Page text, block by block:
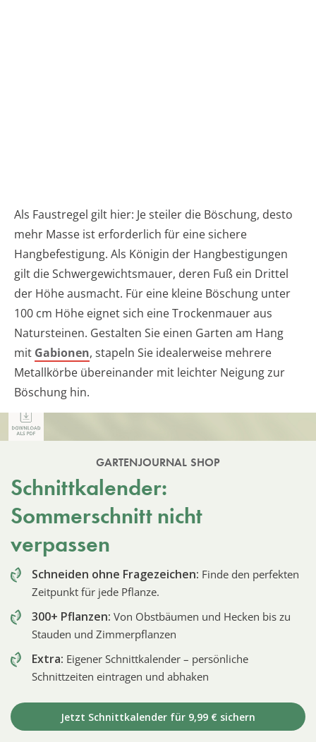
Als Faustregel gilt hier: Je steiler die Böschung, desto
mehr Masse ist erforderlich für eine sichere
Hangbefestigung. Als Königin der Hangbestigungen
gilt die Schwergewichtsmauer, deren Fuß ein Drittel
der Höhe ausmacht. Für eine kleine Böschung unter
100 cm Höhe eignet sich eine Trockenmauer aus
Natursteinen. Gestalten Sie einen Garten am Hang
mit Gabionen, stapeln Sie idealerweise mehrere
Metallkörbe übereinander mit leichter Neigung zur
Böschung hin.
GARTENJOURNAL SHOP
Schnittkalender:
Sommerschnitt nicht
verpassen
Schneiden ohne Fragezeichen: Finde den perfekten
Zeitpunkt für jede Pflanze.
300+ Pflanzen: Von Obstbäumen und Hecken bis zu
Stauden und Zimmerpflanzen
Extra: Eigener Schnittkalender – persönliche
Schnittzeiten eintragen und abhaken
Jetzt Schnittkalender für 9,99 € sichern